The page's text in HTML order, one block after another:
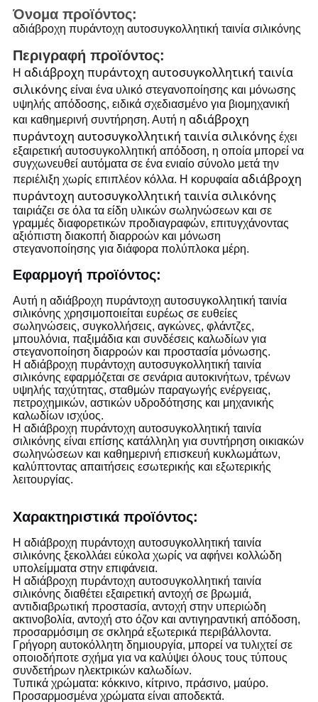
Όνομα προϊόντος:
αδιάβροχη πυράντοχη αυτοσυγκολλητική ταινία σιλικόνης
Περιγραφή προϊόντος:
Η αδιάβροχη πυράντοχη αυτοσυγκολλητική ταινία
σιλικόνηςείναι ένα υλικό στεγανοποίησης και μόνωσης
υψηλής απόδοσης, ειδικά σχεδιασμένο για βιομηχανική
και καθημερινή συντήρηση. Αυτή η αδιάβροχη
πυράντοχη αυτοσυγκολλητική ταινία σιλικόνηςέχει
εξαιρετική αυτοσυγκολλητική απόδοση, η οποία μπορεί να
συγχωνευθεί αυτόματα σε ένα ενιαίο σύνολο μετά την
περιέλιξη χωρίς επιπλέον κόλλα. Η κορυφαία αδιάβροχη
πυράντοχη αυτοσυγκολλητική ταινία σιλικόνης
ταιριάζει σε όλα τα είδη υλικών σωληνώσεων και σε
γραμμές διαφορετικών προδιαγραφών, επιτυγχάνοντας
αξιόπιστη διακοπή διαρροών και μόνωση
στεγανοποίησης για διάφορα πολύπλοκα μέρη.
Εφαρμογή προϊόντος:
Αυτή η αδιάβροχη πυράντοχη αυτοσυγκολλητική ταινία
σιλικόνης χρησιμοποιείται ευρέως σε ευθείες
σωληνώσεις, συγκολλήσεις, αγκώνες, φλάντζες,
μπουλόνια, παξιμάδια και συνδέσεις καλωδίων για
στεγανοποίηση διαρροών και προστασία μόνωσης.
Η αδιάβροχη πυράντοχη αυτοσυγκολλητική ταινία
σιλικόνης εφαρμόζεται σε σενάρια αυτοκινήτων, τρένων
υψηλής ταχύτητας, σταθμών παραγωγής ενέργειας,
πετροχημικών, αστικών υδροδότησης και μηχανικής
καλωδίων ισχύος.
Η αδιάβροχη πυράντοχη αυτοσυγκολλητική ταινία
σιλικόνης είναι επίσης κατάλληλη για συντήρηση οικιακών
σωληνώσεων και καθημερινή επισκευή κυκλωμάτων,
καλύπτοντας απαιτήσεις εσωτερικής και εξωτερικής
λειτουργίας.
Χαρακτηριστικά προϊόντος:
Η αδιάβροχη πυράντοχη αυτοσυγκολλητική ταινία
σιλικόνης ξεκολλάει εύκολα χωρίς να αφήνει κολλώδη
υπολείμματα στην επιφάνεια.
Η αδιάβροχη πυράντοχη αυτοσυγκολλητική ταινία
σιλικόνης διαθέτει εξαιρετική αντοχή σε βρωμιά,
αντιδιαβρωτική προστασία, αντοχή στην υπεριώδη
ακτινοβολία, αντοχή στο όζον και αντιγηραντική απόδοση,
προσαρμόσιμη σε σκληρά εξωτερικά περιβάλλοντα.
Γρήγορη αυτοκόλλητη δημιουργία, μπορεί να τυλιχτεί σε
οποιοδήποτε σχήμα για να καλύψει όλους τους τύπους
συνδετήρων ηλεκτρικών καλωδίων.
Τυπικά χρώματα: κόκκινο, κίτρινο, πράσινο, μαύρο.
Προσαρμοσμένα χρώματα είναι αποδεκτά.